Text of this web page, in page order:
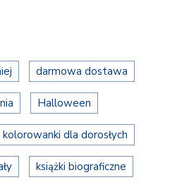
darmowa dostawa
Halloween
kolorowanki dla dorosłych
książki biograficzne